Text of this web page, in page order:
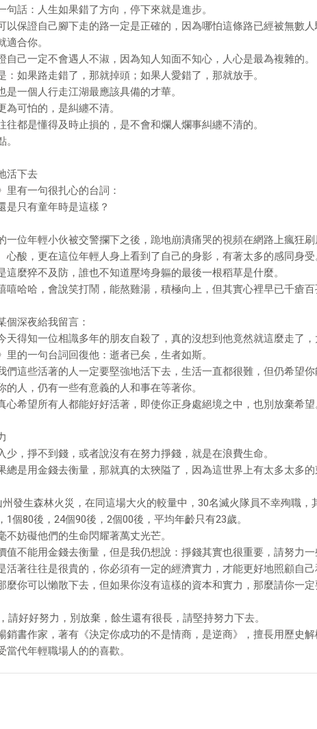
句話：人生如果錯了方向，停下來就是進步。
以保證自己腳下走的路一定是正確的，因為哪怕這條路已經被無數
合你。
自己一定不會遇人不淑，因為知人知面不知心，人心是最為複雜的。
：如果路走錯了，那就掉頭；如果人愛錯了，那就放手。
一個人行走江湖最應該具備的才華。
可怕的，是糾纏不清。
往都是懂得及時止損的，是不會和爛人爛事糾纏不清的。
活下去
里有一句很扎心的台詞：
是只有童年時是這樣？
一位年輕小伙被交警攔下之後，跪地崩潰痛哭的視頻在網路上瘋狂刷
心酸，更在這位年輕人身上看到了自己的身影，有著太多的感同身受
這麼猝不及防，誰也不知道壓垮身軀的最後一根稻草是什麼。
嘻哈哈，會說笑打鬧，能熬雞湯，積極向上，但其實心裡早已千瘡
個深夜給我留言：
天得知一位相識多年的朋友自殺了，真的沒想到他竟然就這麼走了，
里的一句台詞回復他：逝者已矣，生者如斯。
們這些活著的人一定要堅強地活下去，生活一直都很難，但仍希望
的人，仍有一些有意義的人和事在等著你。
心希望所有人都能好好活著，即使你正身處絕境之中，也別放棄希望
少，掙不到錢，或者說沒有在努力掙錢，就是在浪費生命。
總是用金錢去衡量，那就真的太狹隘了，因為這世界上有太多太多
發生森林火災，在同這場大火的較量中，30名滅火隊員不幸殉職，
個80後，24個90後，2個00後，平均年齡只有23歲。
妨礙他們的生命閃耀著萬丈光芒。
值不能用金錢去衡量，但是我仍想說：掙錢其實也很重要，請努力一
活著往往是很貴的，你必須有一定的經濟實力，才能更好地照顧自己
麼你可以懶散下去，但如果你沒有這樣的資本和實力，那麼請你一定
請好好努力，別放棄，餘生還有很長，請堅持努力下去。
銷書作家，著有《決定你成功的不是情商，是逆商》，擅長用歷史
代年輕職場人的的喜歡。